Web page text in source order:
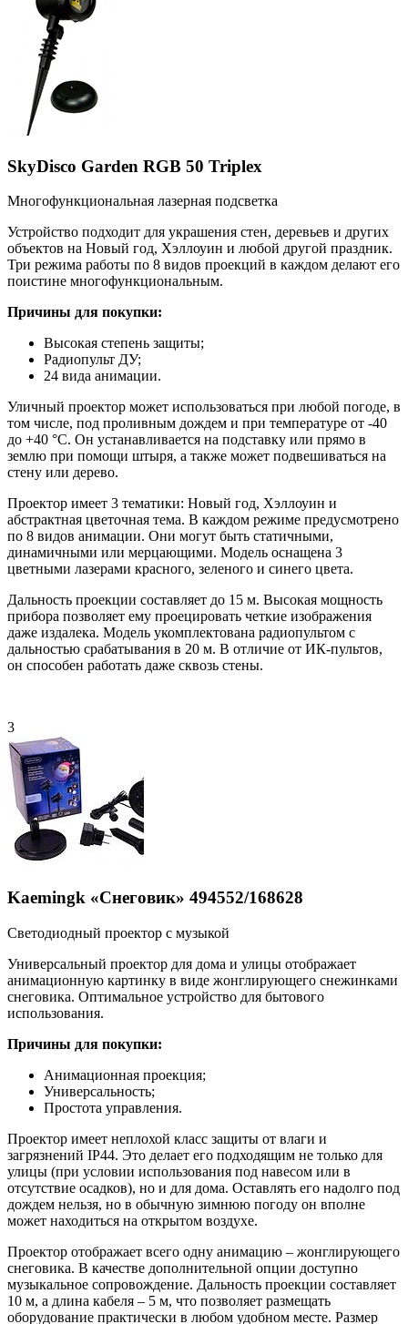
SkyDisco Garden RGB 50 Triplex
Многофункциональная лазерная подсветка
Устройство подходит для украшения стен, деревьев и других
объектов на Новый год, Хэллоуин и любой другой праздник.
Три режима работы по 8 видов проекций в каждом делают его
поистине многофункциональным.
Причины для покупки:
Высокая степень защиты;
Радиопульт ДУ;
24 вида анимации.
Уличный проектор может использоваться при любой погоде, в
том числе, под проливным дождем и при температуре от -40
до +40 °С. Он устанавливается на подставку или прямо в
землю при помощи штыря, а также может подвешиваться на
стену или дерево.
Проектор имеет 3 тематики: Новый год, Хэллоуин и
абстрактная цветочная тема. В каждом режиме предусмотрено
по 8 видов анимации. Они могут быть статичными,
динамичными или мерцающими. Модель оснащена 3
цветными лазерами красного, зеленого и синего цвета.
Дальность проекции составляет до 15 м. Высокая мощность
прибора позволяет ему проецировать четкие изображения
даже издалека. Модель укомплектована радиопультом с
дальностью срабатывания в 20 м. В отличие от ИК-пультов,
он способен работать даже сквозь стены.
3
Kaemingk «Снеговик» 494552/168628
Светодиодный проектор с музыкой
Универсальный проектор для дома и улицы отображает
анимационную картинку в виде жонглирующего снежинками
снеговика. Оптимальное устройство для бытового
использования.
Причины для покупки:
Анимационная проекция;
Универсальность;
Простота управления.
Проектор имеет неплохой класс защиты от влаги и
загрязнений IP44. Это делает его подходящим не только для
улицы (при условии использования под навесом или в
отсутствие осадков), но и для дома. Оставлять его надолго под
дождем нельзя, но в обычную зимнюю погоду он вполне
может находиться на открытом воздухе.
Проектор отображает всего одну анимацию – жонглирующего
снеговика. В качестве дополнительной опции доступно
музыкальное сопровождение. Дальность проекции составляет
10 м, а длина кабеля – 5 м, что позволяет размещать
оборудование практически в любом удобном месте. Размер